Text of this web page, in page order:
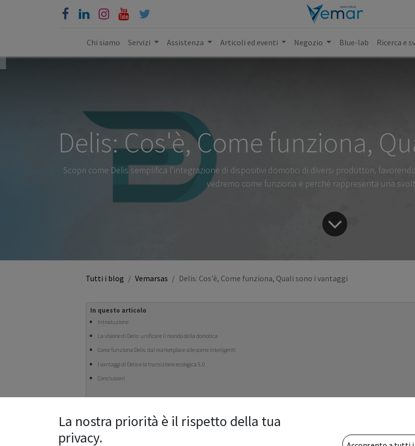
Chi siamo Servizi Assistenza Articoli ed eventi Negozio Blue-lab Ricerca e
Delis: Cos'è, Come funziona,
Scopri come Delis semplifica l’integrazione di dispositivi domotici di diversi produttori,
vedremo come funziona e perché rappresenta una
Tutti i blog Vemarsas Delis: Cos'è, Come funziona, Quali sono i vantaggi
In questo articolo
Introduzione
La visione di Delis: unificare il mondo della domotica
Come funziona Delis: dal marketplace alle scene intelligenti
I vantaggi di Delis e la transizione ecologica 5.0
Conclusioni
Introduzione
La nostra priorità è il rispetto della tua
privacy.